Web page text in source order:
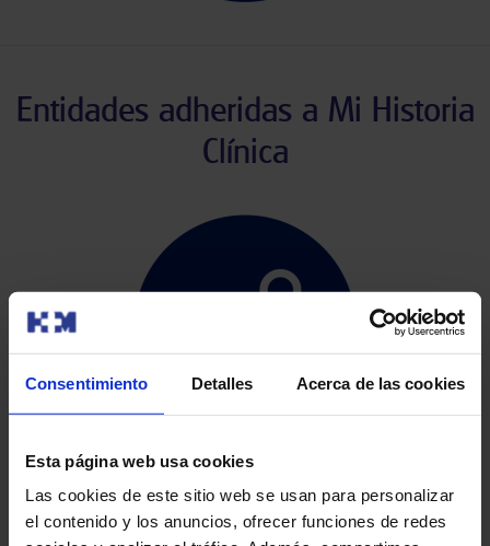
Consentimiento Detalles Acerca de las cookies
Esta página web usa cookies
Las cookies de este sitio web se usan para personalizar
el contenido y los anuncios, ofrecer funciones de redes
Entidades adheridas a Mi Historia
Clínica
♦ HLA